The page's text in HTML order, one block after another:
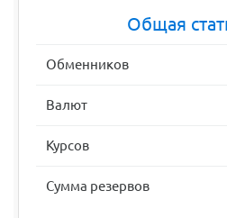
Общая
Обменников
Валют
Курсов
Сумма резервов